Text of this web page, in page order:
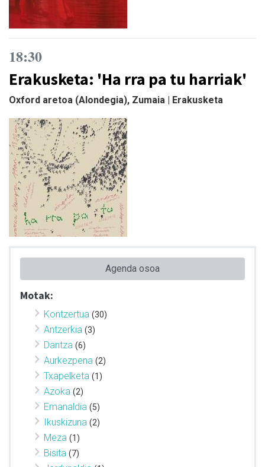
18:30
Erakusketa: 'Ha rra pa tu harriak'
Oxford aretoa (Alondegia), Zumaia | Erakusketa
Agenda osoa
Motak:
Kontzertua (30)
Antzerkia (3)
Dantza (6)
Aurkezpena (2)
Txapelketa (1)
Azoka (2)
Emanaldia (5)
Ikuskizuna (2)
Meza (1)
Bisita (7)